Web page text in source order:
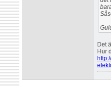
Det
Hur